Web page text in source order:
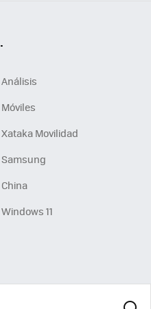
Análisis
Móviles
Xataka Movilidad
Samsung
China
Windows 11